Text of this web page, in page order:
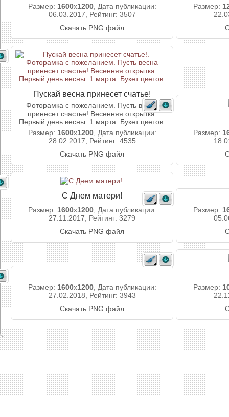
Размер: 1600x1200, Дата публикации:
06.03.2017, Рейтинг: 3507
Скачать PNG файл
Размер:
Пускай весна принесет счатье!
Фоторамка с пожеланием. Пусть весна
принесет счастье! Весенняя открытка.
Первый день весны. 1 марта. Букет цветов.
Размер: 1600x1200, Дата публикации:
28.02.2017, Рейтинг: 4535
Скачать PNG файл
Размер:
С Днем матери!
Размер: 1600x1200, Дата публикации:
27.11.2017, Рейтинг: 3279
Скачать PNG файл
Размер:
Размер: 1600x1200, Дата публикации:
27.02.2018, Рейтинг: 3943
Скачать PNG файл
Размер: